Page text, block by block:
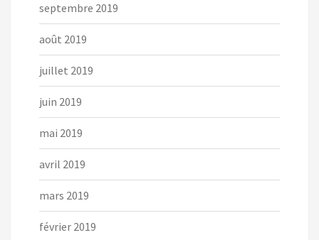
septembre 2019
août 2019
juillet 2019
juin 2019
mai 2019
avril 2019
mars 2019
février 2019